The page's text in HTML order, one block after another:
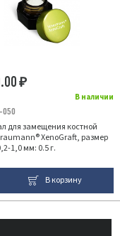
В наличии
₽
для замещения костной
XenoGraft, размер
1,0 мм: 0.5 г.
В корзину